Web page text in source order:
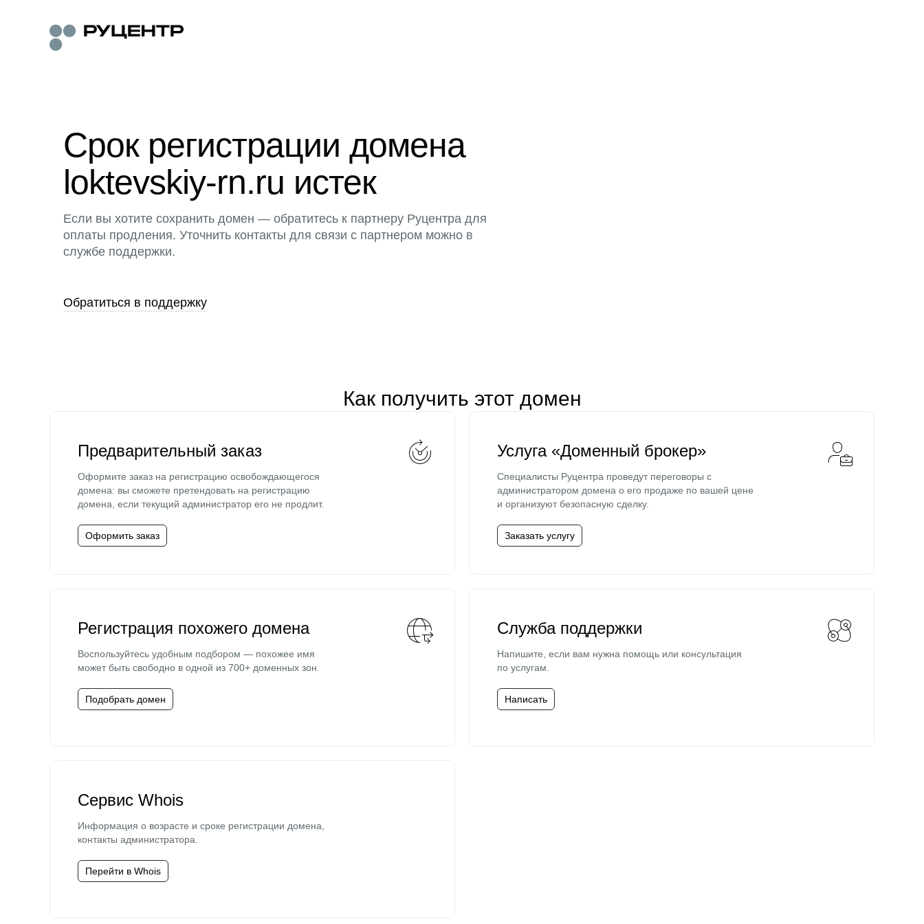
Срок регистрации домена
loktevskiy-rn.ru истек
Если вы хотите сохранить домен — обратитесь к партнеру Руцентра для
оплаты продления. Уточнить контакты для связи с партнером можно в
службе поддержки.
Обратиться в поддержку
Как получить этот домен
Предварительный заказ
Оформите заказ на регистрацию освобождающегося
домена: вы сможете претендовать на регистрацию
домена, если текущий администратор его не продлит.
Оформить заказ
Услуга «Доменный брокер»
Специалисты Руцентра проведут переговоры с
администратором домена о его продаже по вашей цене
и организуют безопасную сделку.
Заказать услугу
Регистрация похожего домена
Воспользуйтесь удобным подбором — похожее имя
может быть свободно в одной из 700+ доменных зон.
Подобрать домен
Служба поддержки
Напишите, если вам нужна помощь или консультация
по услугам.
Написать
Сервис Whois
Информация о возрасте и сроке регистрации домена,
контакты администратора.
Перейти в Whois